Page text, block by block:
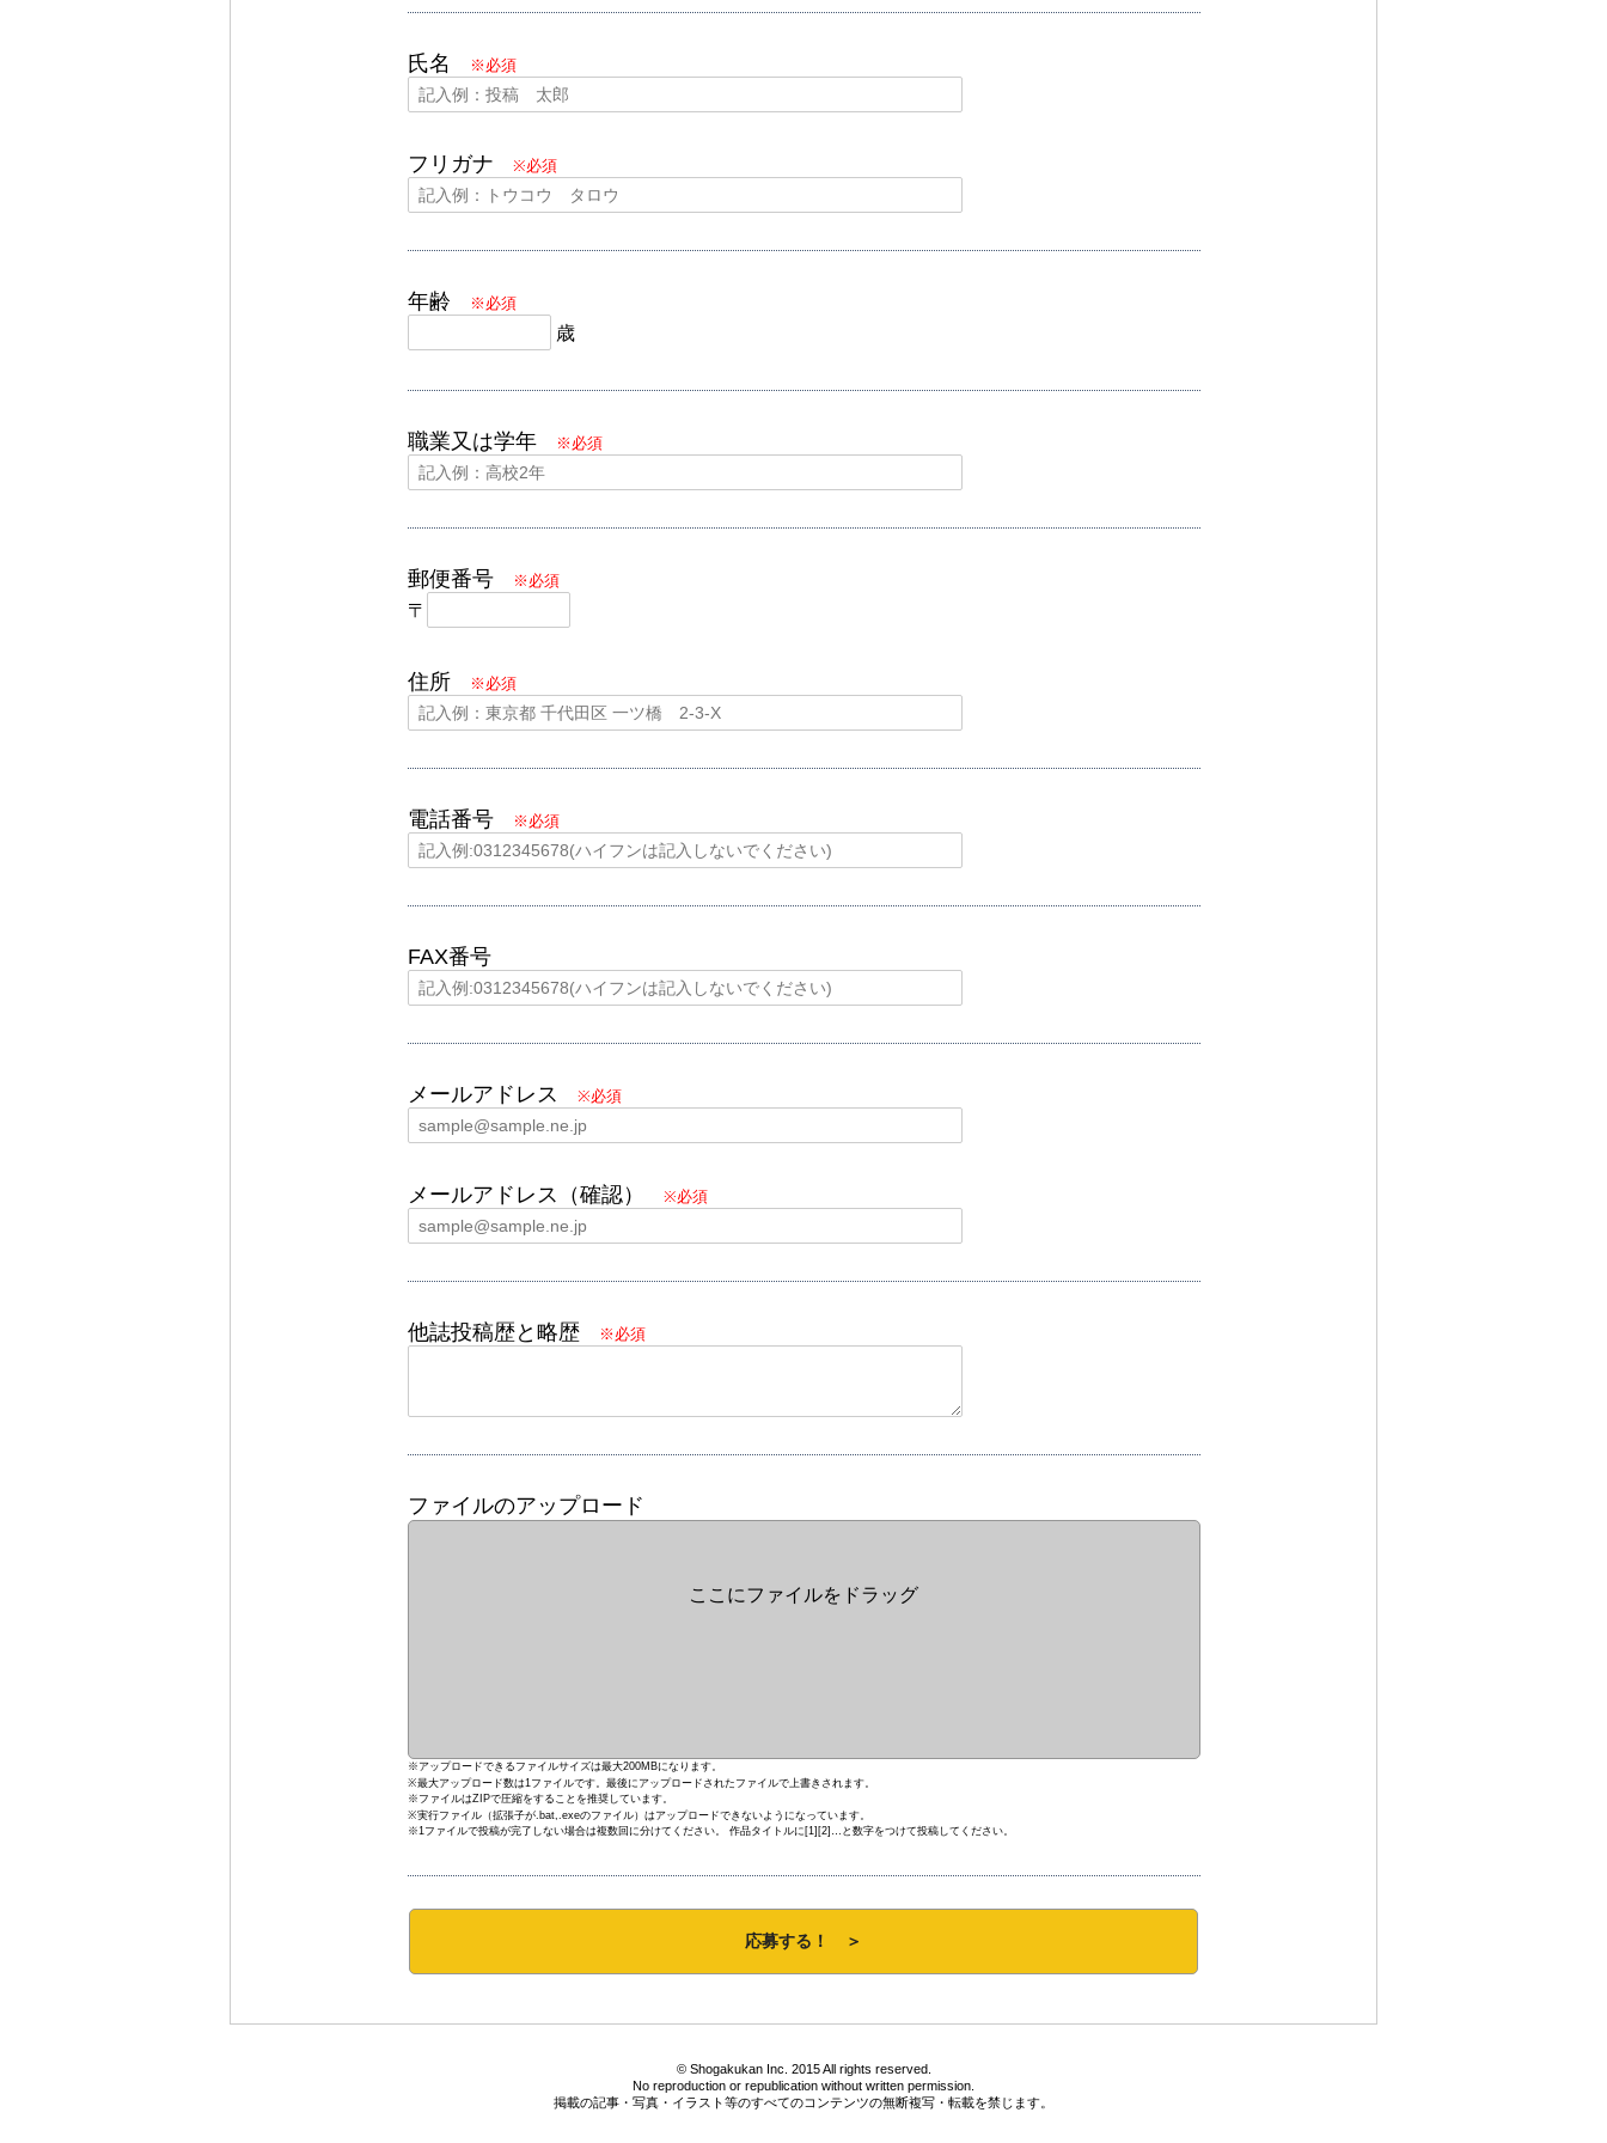
氏名 ※必須
フリガナ ※必須
年齢 ※必須
歳
職業又は学年 ※必須
郵便番号 ※必須
〒
住所 ※必須
電話番号 ※必須
FAX番号
メールアドレス ※必須
メールアドレス（確認） ※必須
他誌投稿歴と略歴 ※必須
ファイルのアップロード
ここにファイルをドラッグ
※アップロードできるファイルサイズは最大200MBになります。
※最大アップロード数は1ファイルです。最後にアップロードされたファイルで上書きされます。
※ファイルはZIPで圧縮をすることを推奨しています。
※実行ファイル（拡張子が.bat,.exeのファイル）はアップロードできないようになっています。
※1ファイルで投稿が完了しない場合は複数回に分けてください。 作品タイトルに[1][2]…と数字をつけて投稿してください。
© Shogakukan Inc. 2015 All rights reserved.
No reproduction or republication without written permission.
掲載の記事・写真・イラスト等のすべてのコンテンツの無断複写・転載を禁じます。